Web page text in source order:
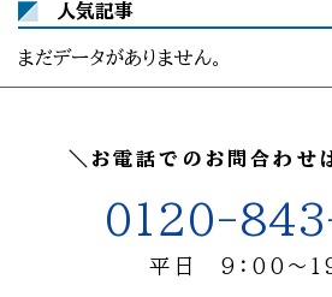
人気記事
まだデータがありません。
＼お電話でのお問合わせ
0120-
平日 9：00～